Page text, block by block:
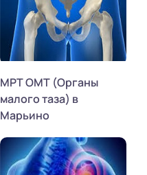
МРТ ОМТ (Органы
малого таза) в
Марьино